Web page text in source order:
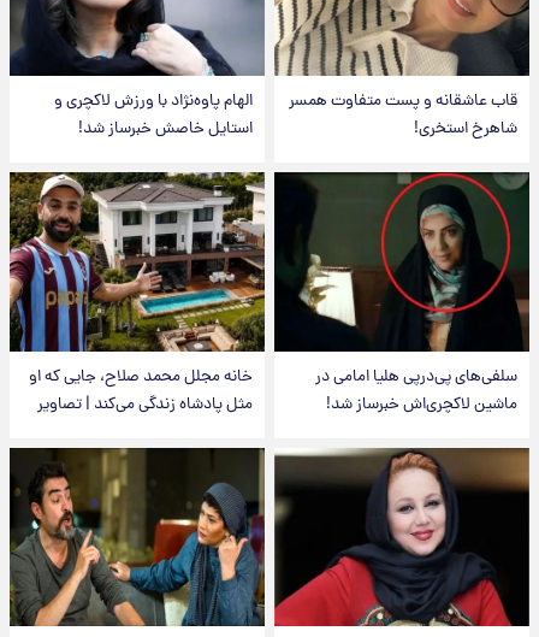
قاب عاشقانه و پست متفاوت همسر
شاهرخ استخری!
الهام پاوه‌نژاد با ورزش لاکچری و
استایل خاصش خبرساز شد!
سلفی‌های پی‌درپی هلیا امامی در
ماشین لاکچری‌اش خبرساز شد!
خانه مجلل محمد صلاح، جایی که او
مثل پادشاه زندگی می‌کند | تصاویر